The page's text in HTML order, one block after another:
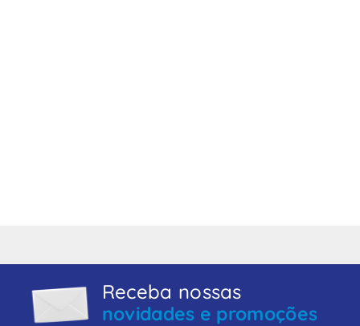
Receba nossas
novidades e promoções